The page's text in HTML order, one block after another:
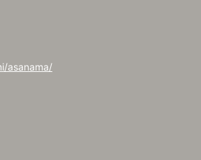
asanama/